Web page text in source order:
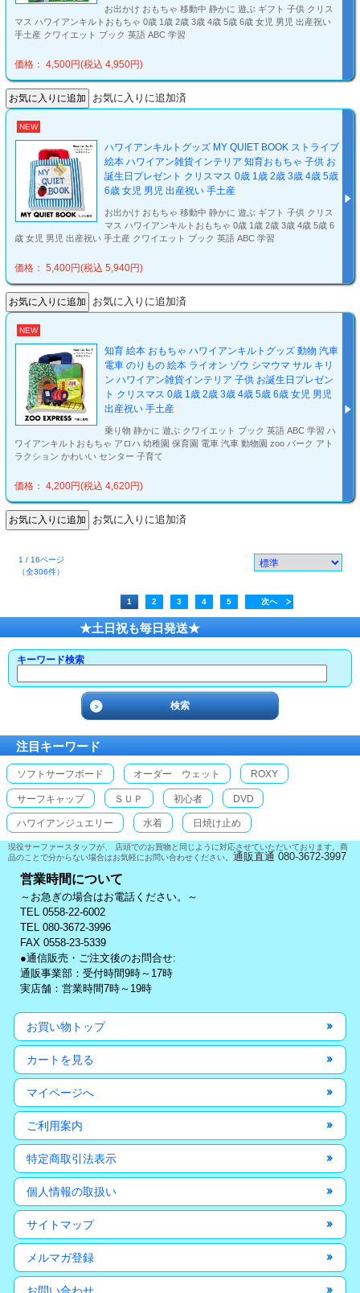
お出かけ おもちゃ 移動中 静かに 遊ぶ ギフト 子供 クリス
マス ハワイアンキルトおもちゃ 0歳 1歳 2歳 3歳 4歳 5歳 6歳 女児 男児 出産祝い
手土産 クワイエット ブック 英語 ABC 学習
価格： 4,500円(税込 4,950円)
お気に入りに追加済
NEW
ハワイアンキルトグッズ MY QUIET BOOK ストライブ
絵本 ハワイアン雑貨インテリア 知育おもちゃ 子供 お
誕生日プレゼント クリスマス 0歳 1歳 2歳 3歳 4歳 5歳
6歳 女児 男児 出産祝い 手土産
お出かけ おもちゃ 移動中 静かに 遊ぶ ギフト 子供 クリス
マス ハワイアンキルトおもちゃ 0歳 1歳 2歳 3歳 4歳 5歳 6
歳 女児 男児 出産祝い 手土産 クワイエット ブック 英語 ABC 学習
価格： 5,400円(税込 5,940円)
お気に入りに追加済
NEW
知育 絵本 おもちゃ ハワイアンキルトグッズ 動物 汽車
電車 のりもの 絵本 ライオン ゾウ シマウマ サル キリ
ン ハワイアン雑貨インテリア 子供 お誕生日プレゼン
ト クリスマス 0歳 1歳 2歳 3歳 4歳 5歳 6歳 女児 男児
出産祝い 手土産
乗り物 静かに 遊ぶ クワイエット ブック 英語 ABC 学習 ハ
ワイアンキルトおもちゃ アロハ 幼稚園 保育園 電車 汽車 動物園 zoo パーク アト
ラクション かわいい センター 子育て
価格： 4,200円(税込 4,620円)
お気に入りに追加済
1 / 16ページ
（全306件）
1 2 3 4 5 次へ
★土日祝も毎日発送★
キーワード検索
注目キーワード
ソフトサーフボード オーダー ウェット ROXY
サーフキャップ ＳＵＰ 初心者 DVD
ハワイアンジュエリー 水着 日焼け止め
現役サーファースタッフが、 店頭でのお買物と同じように対応させていただいております。商
品のことで分からない場合はお気軽にお問い合わせください。 通販直通 080-3672-3997
営業時間について
～お急ぎの場合はお電話ください。～
TEL 0558-22-6002
TEL 080-3672-3996
FAX 0558-23-5339
●通信販売・ご注文後のお問合せ:
通販事業部：受付時間9時～17時
実店舗：営業時間7時～19時
お買い物トップ
カートを見る
マイページへ
ご利用案内
特定商取引法表示
個人情報の取扱い
サイトマップ
メルマガ登録
お問い合わせ